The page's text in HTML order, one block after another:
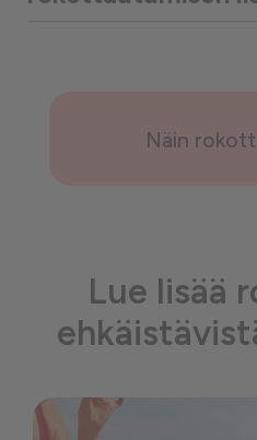
Näin
Lue lisää